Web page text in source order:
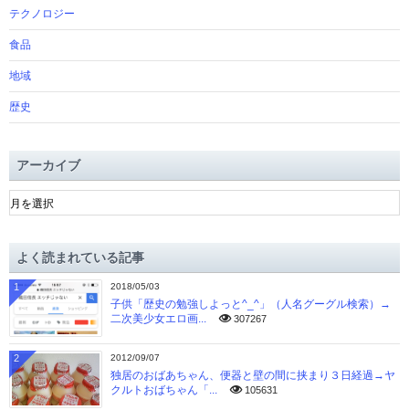
テクノロジー
食品
地域
歴史
アーカイブ
ア
ー
ブよく読まれている記事
2018/05/03
子供「歴史の勉強しよっと^_^」（人名グーグル検索）→
二次美少女エロ画...
307267
1
2012/09/07
独居のおばあちゃん、便器と壁の間に挟まり３日経過→ヤ
クルトおばちゃん「...
105631
2